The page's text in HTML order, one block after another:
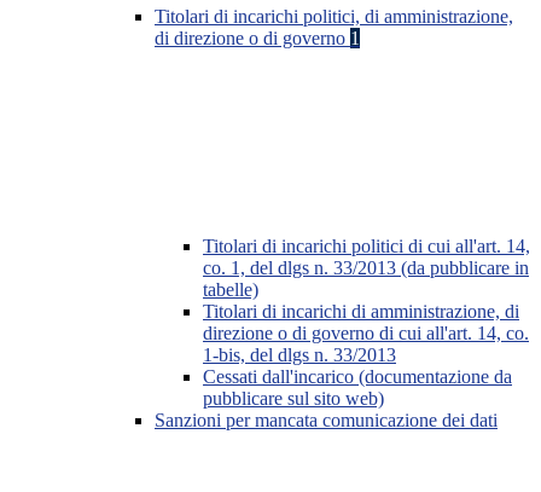
Titolari di incarichi politici, di amministrazione,
di direzione o di governo 1
Titolari di incarichi politici di cui all'art. 14,
co. 1, del dlgs n. 33/2013 (da pubblicare in
tabelle)
Titolari di incarichi di amministrazione, di
direzione o di governo di cui all'art. 14, co.
1-bis, del dlgs n. 33/2013
Cessati dall'incarico (documentazione da
pubblicare sul sito web)
Sanzioni per mancata comunicazione dei dati